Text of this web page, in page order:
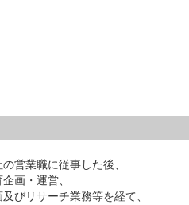
営業職に従事した後、
画・運営、
びリサーチ業務等を経て、